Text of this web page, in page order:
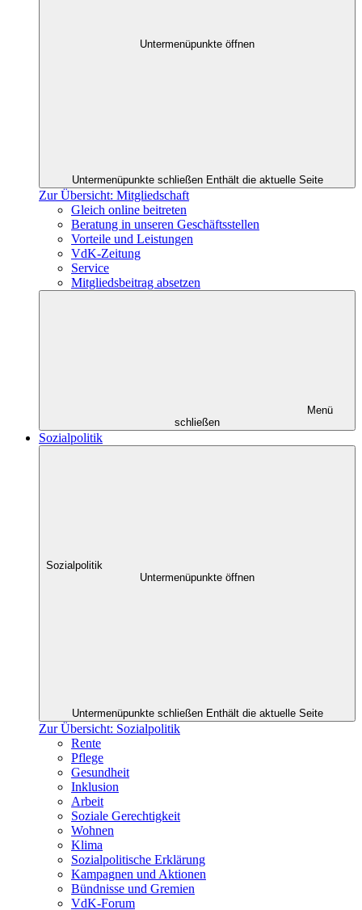
Untermenüpunkte öffnen
Untermenüpunkte schließen Enthält die aktuelle Seite
Zur Übersicht: Mitgliedschaft
Gleich online beitreten
Beratung in unseren Geschäftsstellen
Vorteile und Leistungen
VdK-Zeitung
Service
Mitgliedsbeitrag absetzen
Menü
schließen
Sozialpolitik
Sozialpolitik
Untermenüpunkte öffnen
Untermenüpunkte schließen Enthält die aktuelle Seite
Zur Übersicht: Sozialpolitik
Rente
Pflege
Gesundheit
Inklusion
Arbeit
Soziale Gerechtigkeit
Wohnen
Klima
Sozialpolitische Erklärung
Kampagnen und Aktionen
Bündnisse und Gremien
VdK-Forum